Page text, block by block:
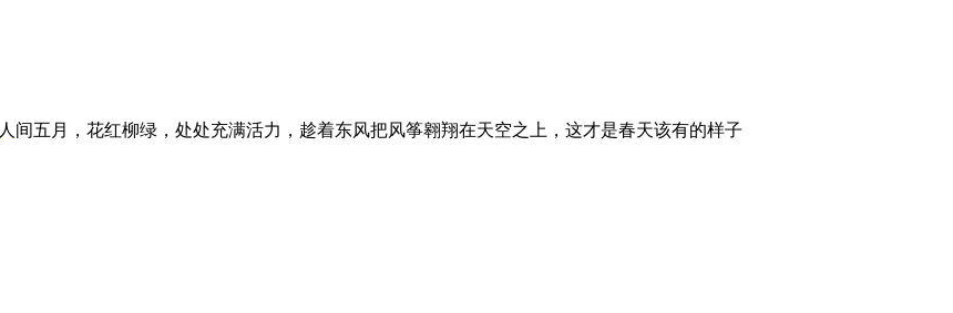
人间五月，花红柳绿，处处充满活力，趁着东风把风筝翱翔在天空之上，这才是春天该有的样子